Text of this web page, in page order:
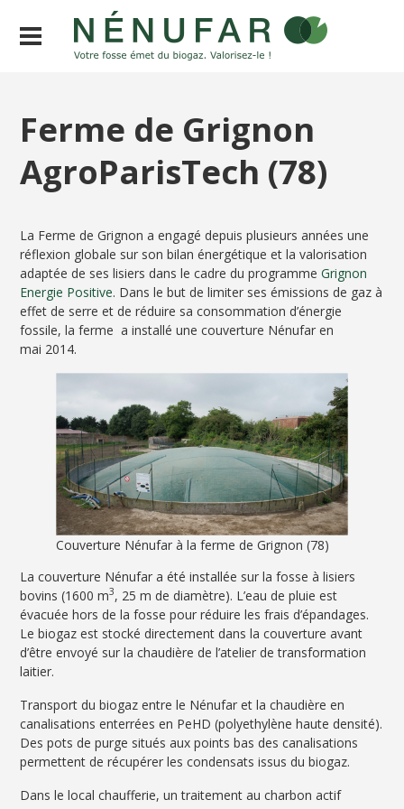
Ferme de Grignon
AgroParisTech (78)
La Ferme de Grignon a engagé depuis plusieurs années une
réflexion globale sur son bilan énergétique et la valorisation
adaptée de ses lisiers dans le cadre du programmeGrignon
Energie Positive. Dans le but de limiter ses émissions de gaz à
effet de serre et de réduire sa consommation d’énergie
fossile, la ferme a installé une couverture Nénufar en
mai 2014.
Couverture Nénufar à la ferme de Grignon (78)
La couverture Nénufar a été installée sur la fosse à lisiers
bovins (1600 m3, 25 m de diamètre). L’eau de pluie est
évacuée hors de la fosse pour réduire les frais d’épandages.
Le biogaz est stocké directement dans la couverture avant
d’être envoyé sur la chaudière de l’atelier de transformation
laitier.
Transport du biogaz entre le Nénufar et la chaudière en
canalisations enterrées en PeHD (polyethylène haute densité).
Des pots de purge situés aux points bas des canalisations
permettent de récupérer les condensats issus du biogaz.
Dans le local chaufferie, un traitement au charbon actif